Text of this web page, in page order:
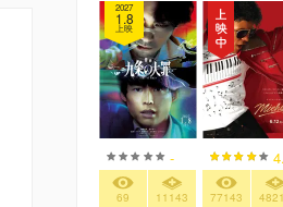
2027
1.8
上映
-
69 11143 77143